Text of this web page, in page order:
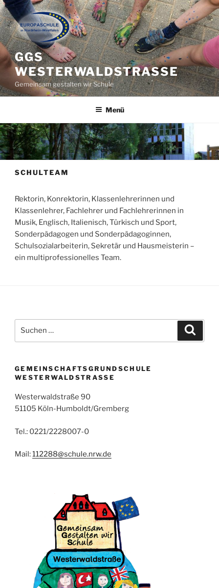
Zum
Inhalt
springen
GGS
WESTERWALDSTRASSE
Gemeinsam gestalten wir Schule
Menü
SCHULTEAM
Rektorin, Konrektorin, Klassenlehrerinnen und
Klassenlehrer, Fachlehrer und Fachlehrerinnen in
Musik, Englisch, Italienisch, Türkisch und Sport,
Sonderpädagogen und Sonderpädagoginnen,
Schulsozialarbeiterin, Sekretär und Hausmeisterin –
ein multiprofessionelles Team.
nach:
GEMEINSCHAFTSGRUNDSCHULE
WESTERWALDSTRASSE
Westerwaldstraße 90
51105 Köln-Humboldt/Gremberg
Tel.: 0221/2228007-0
Mail:112288@schule.nrw.de